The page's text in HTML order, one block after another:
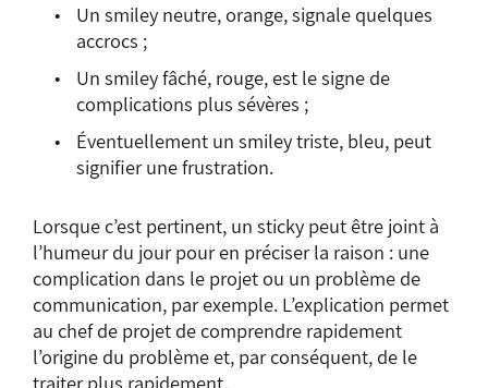
Un smiley neutre, orange, signale quelques
accrocs ;
Un smiley fâché, rouge, est le signe de
complications plus sévères ;
Éventuellement un smiley triste, bleu, peut
signifier une frustration.
Lorsque c’est pertinent, un sticky peut être joint à
l’humeur du jour pour en préciser la raison : une
complication dans le projet ou un problème de
communication, par exemple. L’explication permet
au chef de projet de comprendre rapidement
l’origine du problème et, par conséquent, de le